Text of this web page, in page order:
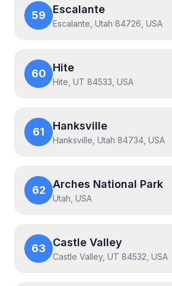
59 Escalante
Escalante, Utah 84726, USA
60 Hite
Hite, UT 84533, USA
61 Hanksville
Hanksville, Utah 84734, USA
62 Arches National Park
Utah, USA
63 Castle Valley
Castle Valley, UT 84532, USA